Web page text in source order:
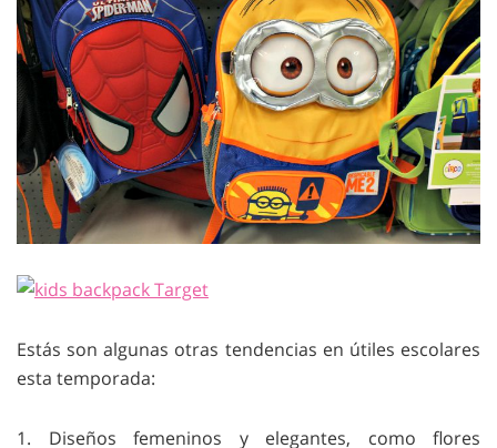
Estás son algunas otras tendencias en útiles escolares
esta temporada:
1. Diseños femeninos y elegantes, como flores